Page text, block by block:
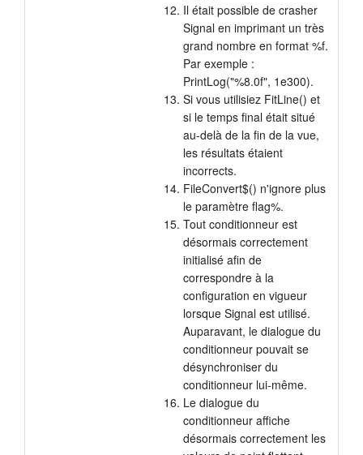
Il était possible de crasher
Signal en imprimant un très
grand nombre en format %f.
Par exemple :
PrintLog("%8.0f", 1e300).
Si vous utilisiez FitLine() et
si le temps final était situé
au-delà de la fin de la vue,
les résultats étaient
incorrects.
FileConvert$() n'ignore plus
le paramètre flag%.
Tout conditionneur est
désormais correctement
initialisé afin de
correspondre à la
configuration en vigueur
lorsque Signal est utilisé.
Auparavant, le dialogue du
conditionneur pouvait se
désynchroniser du
conditionneur lui-même.
Le dialogue du
conditionneur affiche
désormais correctement les